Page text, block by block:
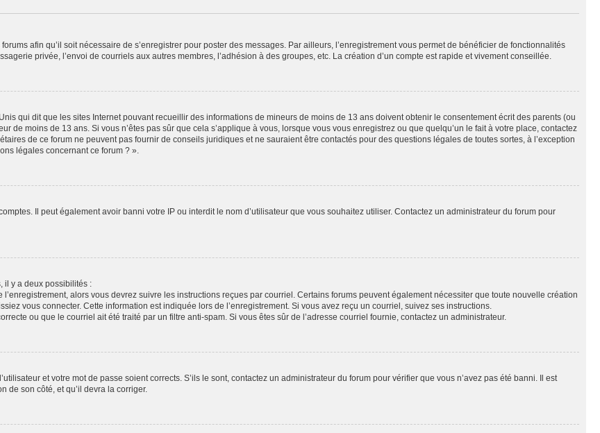
afin qu’il soit nécessaire de s’enregistrer pour poster des messages. Par ailleurs, l’enregistrement vous permet de bénéficier de fonctionnalités
privée, l’envoi de courriels aux autres membres, l’adhésion à des groupes, etc. La création d’un compte est rapide et vivement conseillée.
qui dit que les sites Internet pouvant recueillir des informations de mineurs de moins de 13 ans doivent obtenir le consentement écrit des parents (ou
de moins de 13 ans. Si vous n’êtes pas sûr que cela s’applique à vous, lorsque vous vous enregistrez ou que quelqu’un le fait à votre place, contactez
de ce forum ne peuvent pas fournir de conseils juridiques et ne sauraient être contactés pour des questions légales de toutes sortes, à l’exception
légales concernant ce forum ? ».
Il peut également avoir banni votre IP ou interdit le nom d’utilisateur que vous souhaitez utiliser. Contactez un administrateur du forum pour
il y a deux possibilités :
alors vous devrez suivre les instructions reçues par courriel. Certains forums peuvent également nécessiter que toute nouvelle création
vous connecter. Cette information est indiquée lors de l’enregistrement. Si vous avez reçu un courriel, suivez ses instructions.
ou que le courriel ait été traité par un filtre anti-spam. Si vous êtes sûr de l’adresse courriel fournie, contactez un administrateur.
et votre mot de passe soient corrects. S’ils le sont, contactez un administrateur du forum pour vérifier que vous n’avez pas été banni. Il est
de son côté, et qu’il devra la corriger.